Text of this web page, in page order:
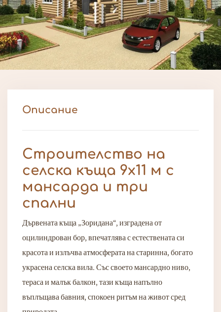
Описание
Строителство на
селска къща 9х11 м с
мансарда и три
спални
Дървената къща „Зоридана“, изградена от
оцилиндрован бор, впечатлява с естествената си
красота и излъчва атмосферата на старинна, богато
украсена селска вила. Със своето мансардно ниво,
тераса и малък балкон, тази къща напълно
въплъщава бавния, спокоен ритъм на живот сред